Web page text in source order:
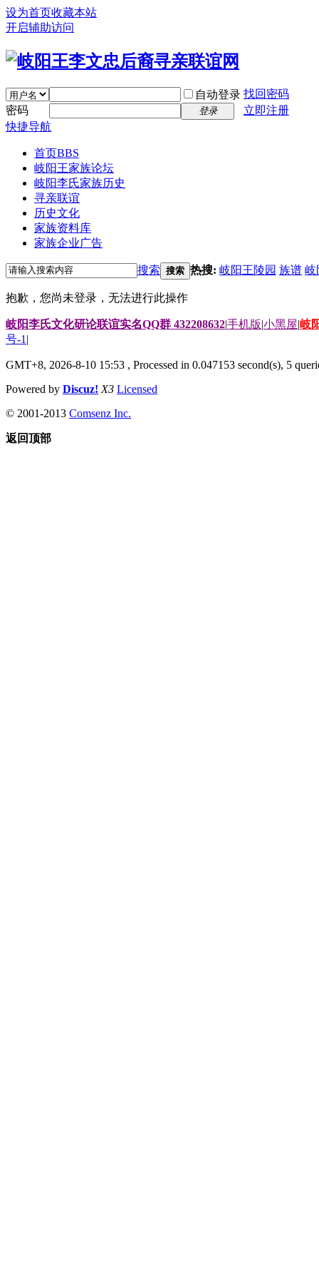
设为首页收藏本站
开启辅助访问
自动登录 找回密码
密码
登录
立即注册
快捷导航
首页BBS
岐阳王家族论坛
岐阳李氏家族历史
寻亲联谊
历史文化
家族资料库
家族企业广告
搜索 搜索 热搜: 岐阳王陵园 族谱 岐
抱歉，您尚未登录，无法进行此操作
岐阳李氏文化研论联谊实名QQ群 432208632|手机版|小黑屋|岐
号-1 |
GMT+8, 2026-8-10 15:53 , Processed in 0.047153 second(s), 5
Powered by Discuz! X3 Licensed
© 2001-2013 Comsenz Inc.
返回顶部